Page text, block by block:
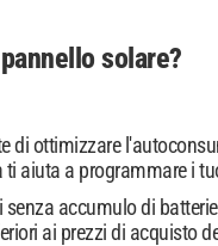
solare?
di ottimizzare
aiuta a programmare i
accumulo di
ai prezzi di acquisto